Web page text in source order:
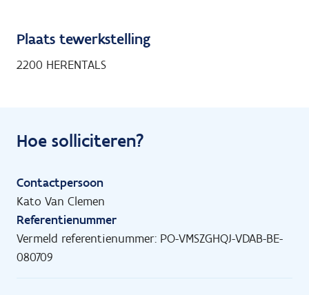
Plaats tewerkstelling
2200 HERENTALS
Hoe solliciteren?
Contactpersoon
Kato Van Clemen
Referentienummer
Vermeld referentienummer: PO-VMSZGHQJ-VDAB-BE-
080709